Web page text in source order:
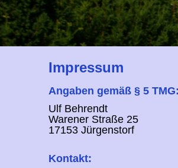
Impressum
Angaben gemäß § 5 TMG:
Ulf Behrendt
Warener Straße 25
17153 Jürgenstorf
Kontakt: